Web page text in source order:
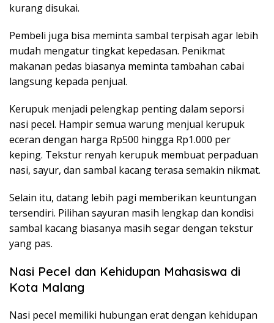
kurang disukai.
Pembeli juga bisa meminta sambal terpisah agar lebih
mudah mengatur tingkat kepedasan. Penikmat
makanan pedas biasanya meminta tambahan cabai
langsung kepada penjual.
Kerupuk menjadi pelengkap penting dalam seporsi
nasi pecel. Hampir semua warung menjual kerupuk
eceran dengan harga Rp500 hingga Rp1.000 per
keping. Tekstur renyah kerupuk membuat perpaduan
nasi, sayur, dan sambal kacang terasa semakin nikmat.
Selain itu, datang lebih pagi memberikan keuntungan
tersendiri. Pilihan sayuran masih lengkap dan kondisi
sambal kacang biasanya masih segar dengan tekstur
yang pas.
Nasi Pecel dan Kehidupan Mahasiswa di
Kota Malang
Nasi pecel memiliki hubungan erat dengan kehidupan